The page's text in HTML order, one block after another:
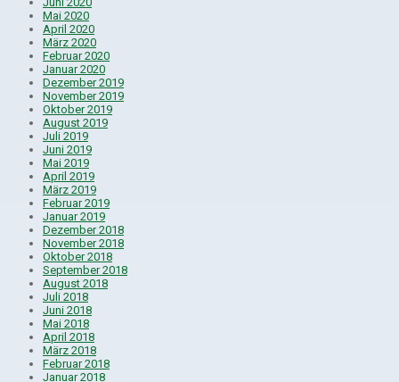
Mai 2020
April 2020
März 2020
Februar 2020
Januar 2020
Dezember 2019
November 2019
Oktober 2019
August 2019
Juli 2019
Juni 2019
Mai 2019
April 2019
März 2019
Februar 2019
Januar 2019
Dezember 2018
November 2018
Oktober 2018
September 2018
August 2018
Juli 2018
Juni 2018
Mai 2018
April 2018
März 2018
Februar 2018
Januar 2018